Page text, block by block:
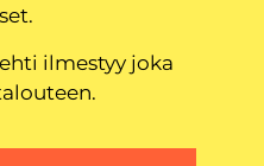
ilmestyy joka